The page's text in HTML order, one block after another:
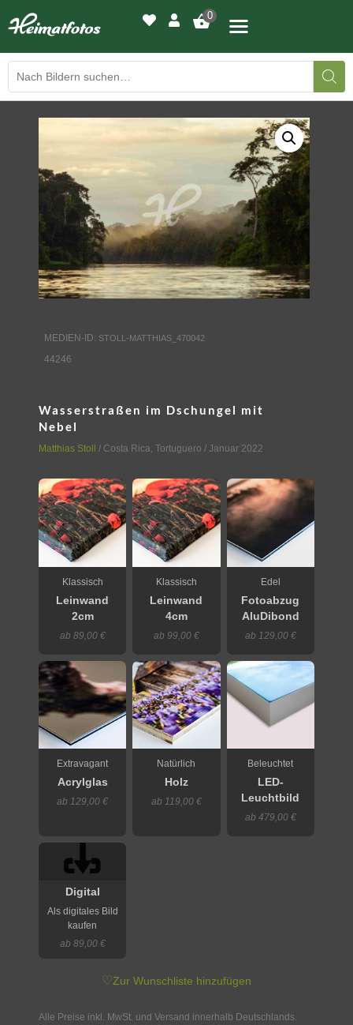
0
BILDERGALERIE
DRUCKQUALITÄTEN
LED-LEUCHTBILDER
WIR DRUCKEN IHR BILD
AUSSTELLUNGEN
KONTAKT
MEDIEN-ID: STOLL-MATTHIAS_470042
44246
Wasserstraßen im Dschungel mit
Nebel
Matthias Stoll / Costa Rica, Tortuguero / Januar 2022
Klassisch
Leinwand
2cm
ab 89,00 €
Klassisch
Leinwand
4cm
ab 99,00 €
Edel
Fotoabzug
AluDibond
ab 129,00 €
Extravagant
Acrylglas
ab 129,00 €
Natürlich
Holz
ab 119,00 €
Beleuchtet
LED-
Leuchtbild
ab 479,00 €
Digital
Als digitales Bild
kaufen
ab 89,00 €
♡Zur Wunschliste hinzufügen
Alle Preise inkl. MwSt. und Versand innerhalb Deutschlands.